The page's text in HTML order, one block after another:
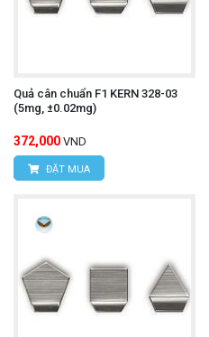
Quả cân chuẩn F1 KERN 328-03
(5mg, ±0.02mg)
372,000 VND
ĐẶT MUA